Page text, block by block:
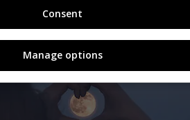
Consent
Manage options